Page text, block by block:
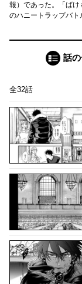
報）であった。「ば
のハニートラップバト
話
全32話